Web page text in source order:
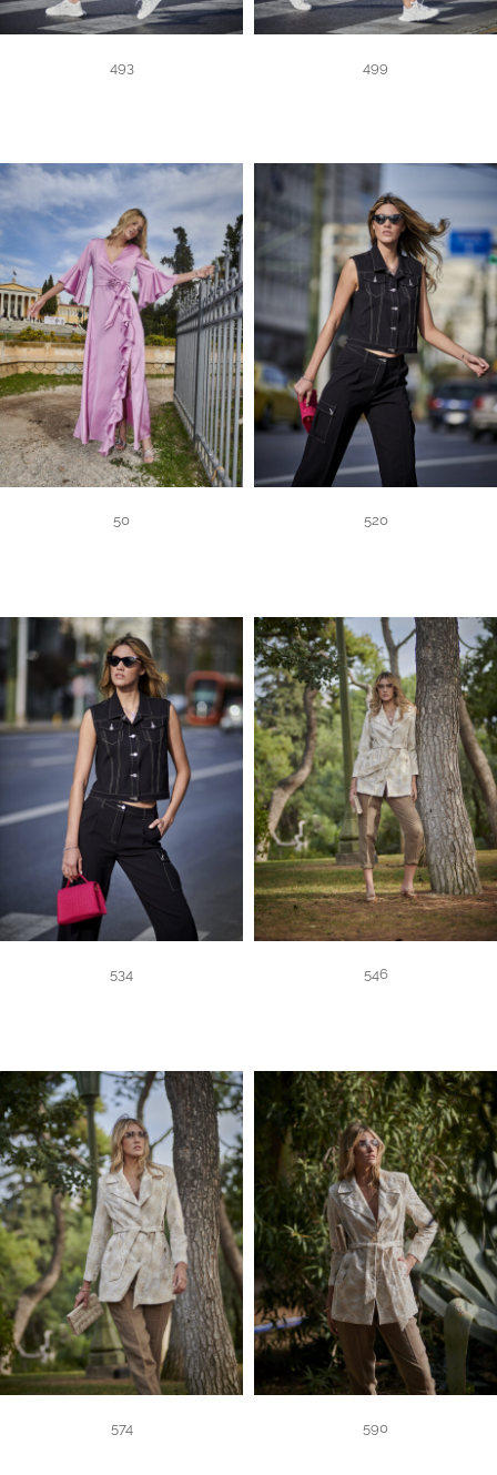
493 499
50 520
534 546
574 590